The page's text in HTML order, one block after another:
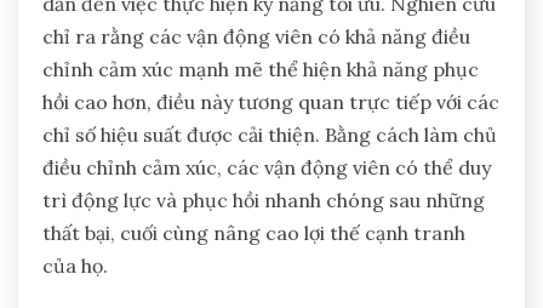
chỉ ra rằng các vận động viên có khả năng điều
chỉnh cảm xúc mạnh mẽ thể hiện khả năng phục
hồi cao hơn, điều này tương quan trực tiếp với các
chỉ số hiệu suất được cải thiện. Bằng cách làm chủ
điều chỉnh cảm xúc, các vận động viên có thể duy
trì động lực và phục hồi nhanh chóng sau những
thất bại, cuối cùng nâng cao lợi thế cạnh tranh
của họ.